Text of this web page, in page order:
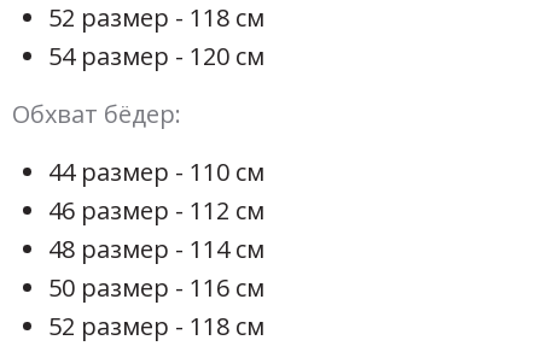
52 размер - 118 см
54 размер - 120 см
Обхват бёдер:
44 размер - 110 см
46 размер - 112 см
48 размер - 114 см
50 размер - 116 см
52 размер - 118 см